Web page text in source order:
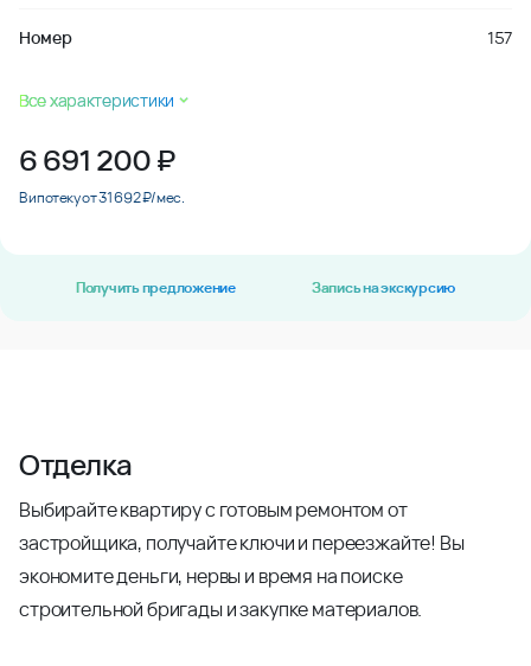
Номер 157
Все характеристики
6 691 200₽
В ипотеку от 31 692 ₽/мес.
Получить предложение Запись на экскурсию
Отделка
Выбирайте квартиру с готовым ремонтом от
застройщика, получайте ключи и переезжайте! Вы
экономите деньги, нервы и время на поиске
строительной бригады и закупке материалов.